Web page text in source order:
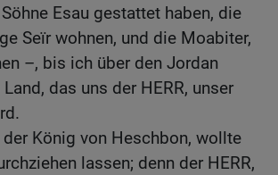
Esau gestattet haben, die
Seïr wohnen, und die Moabiter,
–, bis ich über den Jordan
das uns der HERR, unser
der König von Heschbon, wollte
lassen; denn der HERR,